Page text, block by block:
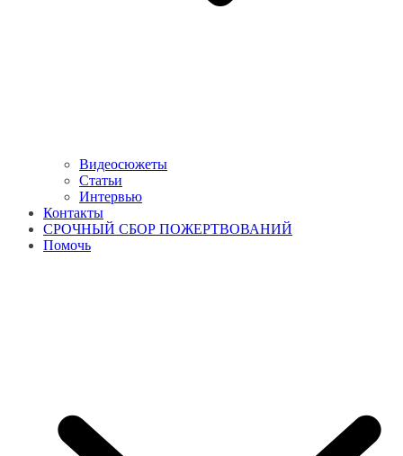
Видеосюжеты
Статьи
Интервью
Контакты
СРОЧНЫЙ СБОР ПОЖЕРТВОВАНИЙ
Помочь